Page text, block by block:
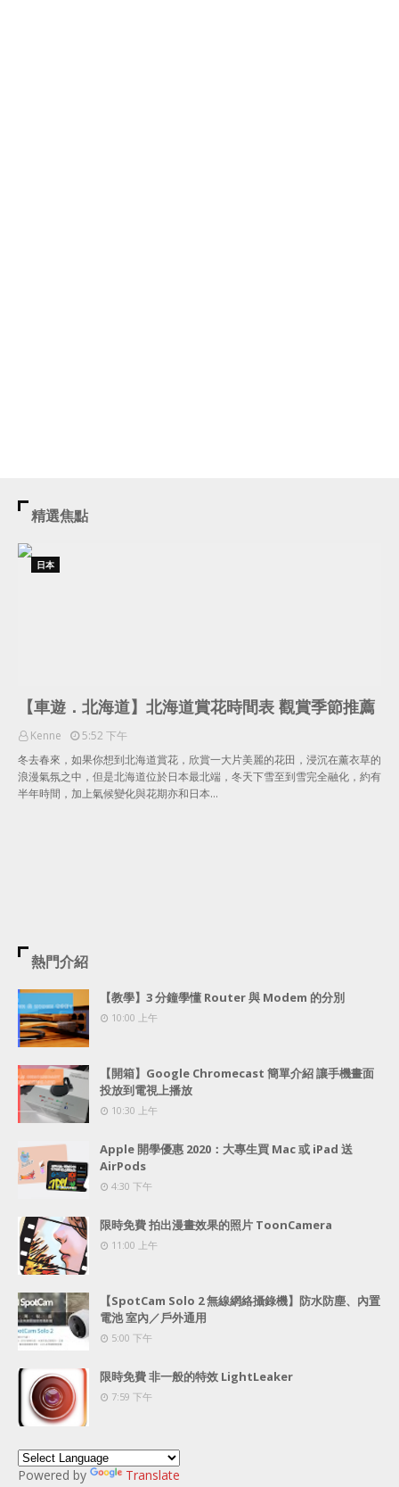
精選焦點
日本
【車遊．北海道】北海道賞花時間表 觀賞季節推薦
Kenne
5:52 下午
冬去春來，如果你想到北海道賞花，欣賞一大片美麗的花田，浸沉在薰衣草的
浪漫氣氛之中，但是北海道位於日本最北端，冬天下雪至到雪完全融化，約有
半年時間，加上氣候變化與花期亦和日本…
熱門介紹
【教學】3 分鐘學懂 Router 與 Modem 的分別
10:00 上午
【開箱】Google Chromecast 簡單介紹 讓手機畫面
投放到電視上播放
10:30 上午
Apple 開學優惠 2020：大專生買 Mac 或 iPad 送
AirPods
4:30 下午
限時免費 拍出漫畫效果的照片 ToonCamera
11:00 上午
【SpotCam Solo 2 無線網絡攝錄機】防水防塵、內置
電池 室內／戶外通用
5:00 下午
限時免費 非一般的特效 LightLeaker
7:59 下午
Powered by Translate